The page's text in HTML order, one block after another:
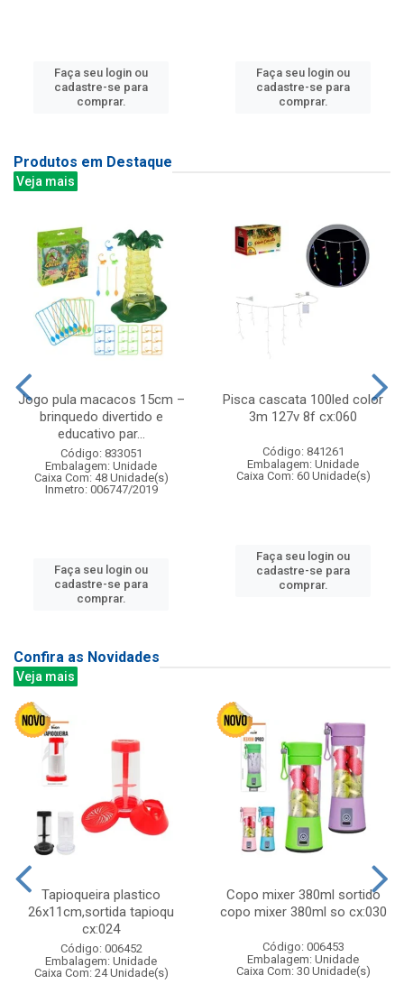
Faça seu login ou
cadastre-se para
comprar.
Faça seu login ou
cadastre-se para
comprar.
Produtos em Destaque
Veja mais
Jogo pula macacos 15cm –
brinquedo divertido e
educativo par...
Código: 833051
Embalagem: Unidade
Caixa Com: 48 Unidade(s)
Inmetro: 006747/2019
Faça seu login ou
cadastre-se para
comprar.
Pisca cascata 100led color
3m 127v 8f cx:060
Código: 841261
Embalagem: Unidade
Caixa Com: 60 Unidade(s)
Faça seu login ou
cadastre-se para
comprar.
Confira as Novidades
Veja mais
Tapioqueira plastico
26x11cm,sortida tapioqu
cx:024
Código: 006452
Embalagem: Unidade
Caixa Com: 24 Unidade(s)
Copo mixer 380ml sortido
copo mixer 380ml so cx:030
Código: 006453
Embalagem: Unidade
Caixa Com: 30 Unidade(s)